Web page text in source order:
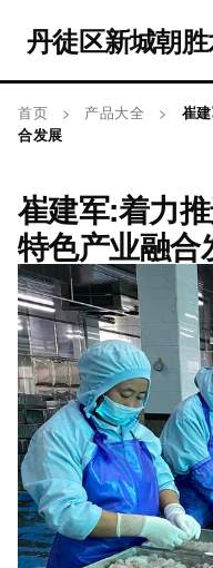
丹徒区新城朝
首页 > 产品大全 >
崔
合发展
崔建军:着力
特色产业融合